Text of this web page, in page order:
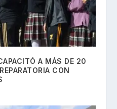
A MÁS DE 20
CON